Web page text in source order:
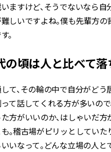
ますけど、そうでないなら
しいですよね。僕も先輩方
。
の頃は人と比べて
て、その輪の中で自分がど
て話してくれる方が多いの
方がいいのか、はしゃいだ
。稽古場がピリッとしていた
いなって。どんな立場の人